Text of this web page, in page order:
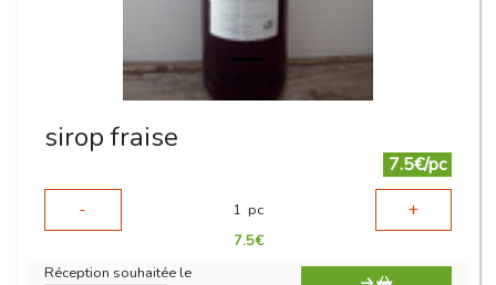
sirop fraise
7.5€/pc
-
1 pc +
7.5€
Réception souhaitée le